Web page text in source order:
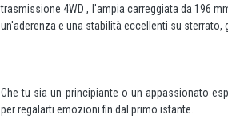
trasmissione 4WD , l'ampia carreggiata da 196
un'aderenza e una stabilità eccellenti su sterrato,
Che tu sia un principiante o un appassionato
per regalarti emozioni fin dal primo istante.